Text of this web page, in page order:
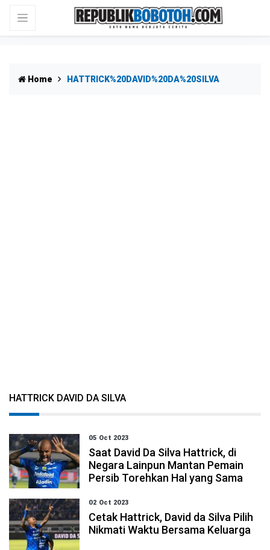
Home HATTRICK%20DAVID%20DA%20SILVA
HATTRICK DAVID DA SILVA
05 Oct 2023
Saat David Da Silva Hattrick, di
Negara Lainpun Mantan Pemain
Persib Torehkan Hal yang Sama
02 Oct 2023
Cetak Hattrick, David da Silva Pilih
Nikmati Waktu Bersama Keluarga